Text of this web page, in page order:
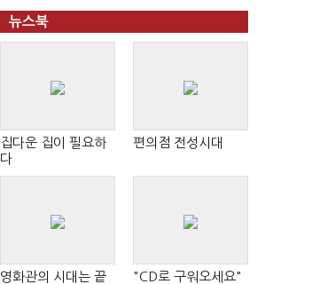
뉴스북
집다운 집이 필요하
다
편의점 전성시대
영화관의 시대는 끝
"CD로 구워오세요"